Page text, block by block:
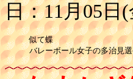
日：11月05日
似て蝶
バレーボール女子の多治見